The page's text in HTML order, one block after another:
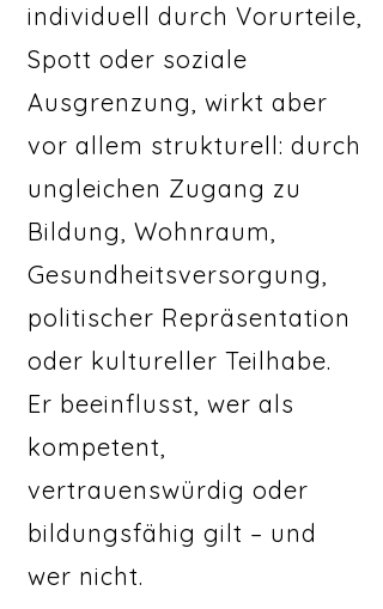
individuell durch Vorurteile,
Spott oder soziale
Ausgrenzung, wirkt aber
vor allem strukturell: durch
ungleichen Zugang zu
Bildung, Wohnraum,
Gesundheitsversorgung,
politischer Repräsentation
oder kultureller Teilhabe.
Er beeinflusst, wer als
kompetent,
vertrauenswürdig oder
bildungsfähig gilt – und
wer nicht.